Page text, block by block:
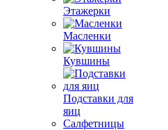
Этажерки
Масленки
Кувшины
Подставки для
яиц
Салфетницы